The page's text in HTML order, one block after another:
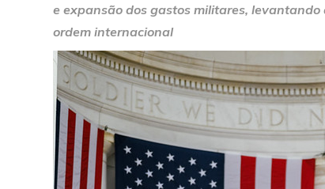
e expansão dos gastos militares,
ordem internacional